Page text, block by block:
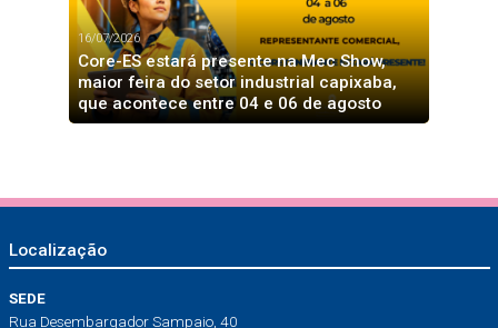
16/07/2026
Core-ES estará presente na Mec Show,
maior feira do setor industrial capixaba,
que acontece entre 04 e 06 de agosto
Localização
SEDE
Rua Desembargador Sampaio, 40